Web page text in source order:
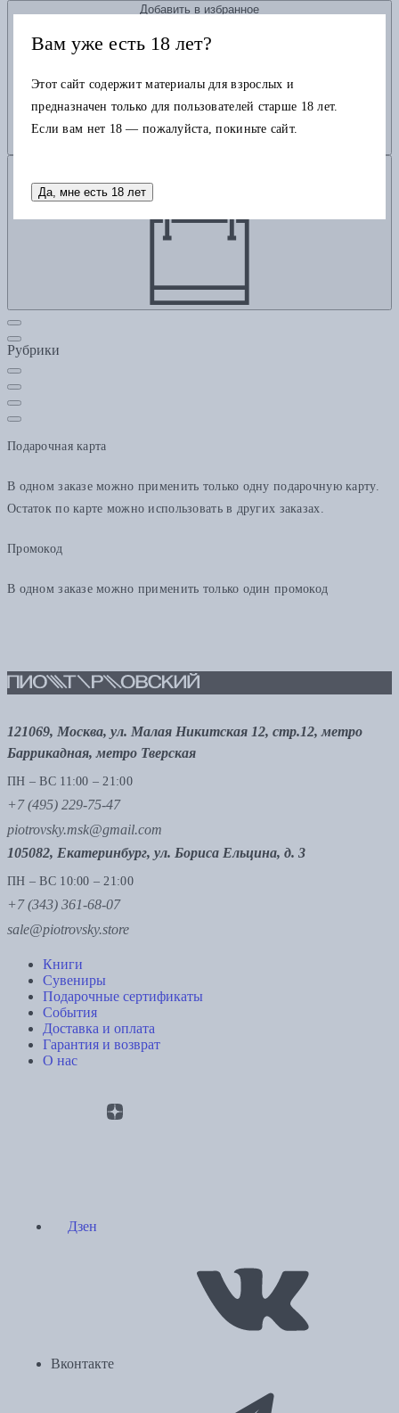
Добавить в избранное
Рубрики
Подарочная карта
В одном заказе можно применить только одну подарочную карту.
Остаток по карте можно использовать в других заказах.
Промокод
В одном заказе можно применить только один промокод
121069, Москва, ул. Малая Никитская 12, стр.12, метро
Баррикадная, метро Тверская
ПН – ВС 11:00 – 21:00
+7 (495) 229-75-47
piotrovsky.msk@gmail.com
105082, Екатеринбург, ул. Бориса Ельцина, д. 3
ПН – ВС 10:00 – 21:00
+7 (343) 361-68-07
sale@piotrovsky.store
Книги
Сувениры
Подарочные сертификаты
События
Доставка и оплата
Гарантия и возврат
О нас
Дзен
Вконтакте
Вам уже есть 18 лет?
Этот сайт содержит материалы для взрослых и
предназначен только для пользователей старше 18 лет.
Если вам нет 18 — пожалуйста, покиньте сайт.
Да, мне есть 18 лет